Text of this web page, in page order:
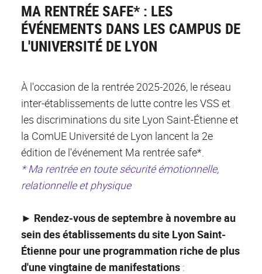
MA RENTRÉE SAFE* : LES
ÉVÉNEMENTS DANS LES CAMPUS DE
L'UNIVERSITÉ DE LYON
À l'occasion de la rentrée 2025-2026, le réseau
inter-établissements de lutte contre les VSS et
les discriminations du site Lyon Saint-Étienne et
la ComUE Université de Lyon lancent la 2e
édition de l'événement Ma rentrée safe*.
* Ma rentrée en toute sécurité émotionnelle,
relationnelle et physique
► Rendez-vous de septembre à novembre au
sein des établissements du site Lyon Saint-
Étienne pour une programmation riche de plus
d'une vingtaine de manifestations :